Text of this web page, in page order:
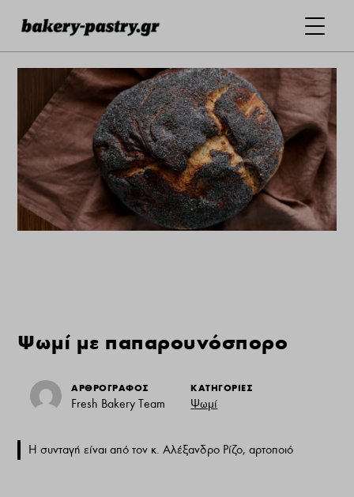
Ψωμί με παπαρουνόσπορο
ΑΡΘΡΟΓΡΑΦΟΣ
Fresh Bakery Team
ΚΑΤΗΓΟΡΙΕΣ
Ψωμί
Η συνταγή είναι από τον κ. Aλέξανδρο Ρίζο, αρτοποιό